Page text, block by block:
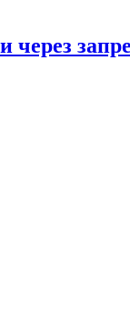
через